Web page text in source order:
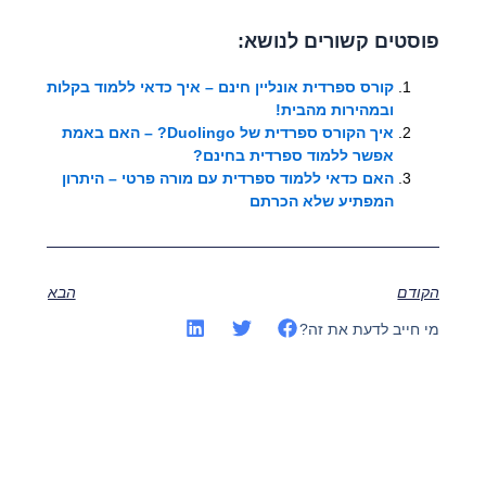
פוסטים קשורים לנושא:
קורס ספרדית אונליין חינם – איך כדאי ללמוד בקלות
ובמהירות מהבית!
איך הקורס ספרדית של Duolingo? – האם באמת
אפשר ללמוד ספרדית בחינם?
האם כדאי ללמוד ספרדית עם מורה פרטי – היתרון
המפתיע שלא הכרתם
הקודם הבא
מי חייב לדעת את זה?